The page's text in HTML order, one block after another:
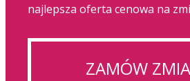
najlepsza oferta cenowa na
ZAMÓW